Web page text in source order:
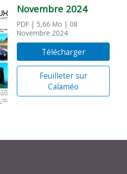
Novembre 2024
PDF | 5,66 Mo | 08
Novembre 2024
Télécharger
Feuilleter sur
Calaméo